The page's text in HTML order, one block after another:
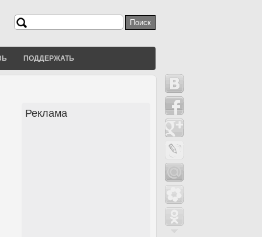
Форма поиска
Поиск
ПОДДЕРЖАТЬ
Реклама